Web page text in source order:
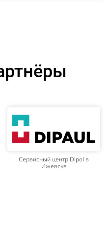
Сервисный центр Dipol в
Ижевске